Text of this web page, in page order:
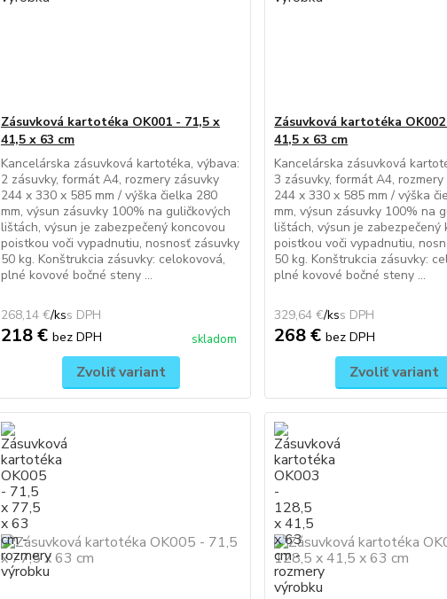
Zásuvková kartotéka OK001 - 71,5 x
41,5 x 63 cm
Kancelárska zásuvková kartotéka, výbava:
2 zásuvky, formát A4, rozmery zásuvky
244 x 330 x 585 mm / výška čielka 280
mm, výsun zásuvky 100% na guličkových
lištách, výsun je zabezpečený koncovou
poistkou voči vypadnutiu, nosnosť zásuvky
50 kg. Konštrukcia zásuvky: celokovová,
plné kovové bočné steny ...
268,14 €/ks
218 € bez DPH skladom
Zvoliť variant
Zásuvková kartotéka
41,5 x 63 cm
Kancelárska zásuvková
3 zásuvky, formát A4,
244 x 330 x 585 mm / výška
mm, výsun zásuvky 100% na
lištách, výsun je zabezpečený
poistkou voči vypadnutiu,
50 kg. Konštrukcia zásuvky:
plné kovové bočné steny ...
329,64 €/ks
268 €bez DPH
Zvoliť variant